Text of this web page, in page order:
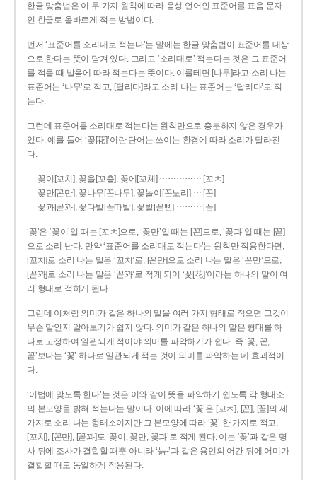
한글 맞춤법은 이 두 가지 원칙에 따라 음성 언어인 표준어를 표음 문자
인 한글로 올바르게 적는 방법이다.
먼저 ‘표준어를 소리대로 적는다’는 말에는 한글 맞춤법이 표준어를 대상
으로 한다는 뜻이 담겨 있다. 그리고 ‘소리대로’ 적는다는 것은 그 표준어
를 적을 때 발음에 따라 적는다는 뜻이다. 이를테면 [나무]라고 소리 나는
표준어는 ‘나무’로 적고, [달리다]라고 소리 나는 표준어는 ‘달리다’로 적
는다.
그런데 표준어를 소리대로 적는다는 원칙만으로 충분하지 않은 경우가
있다. 예를 들어 ‘꽃[花]’이란 단어는 쓰이는 환경에 따라 소리가 달라진
다.
꽃이[꼬치], 꽃을[꼬츨], 꽃에[꼬체] …………… [꼬ㅊ]
꽃만[꼰만], 꽃나무[꼰나무], 꽃놀이[꼰노리] … [꼰]
꽃과[꼳꽈], 꽃다발[꼳따발], 꽃밭[꼳빧] ……… [꼳]
‘꽃’은 ‘꽃이’일 때는 [꼬ㅊ]으로, ‘꽃만’일 때는 [꼰]으로, ‘꽃과’일 때는 [꼳]
으로 소리 난다. 만약 ‘표준어를 소리대로 적는다’는 원칙만 적용한다면,
[꼬치]로 소리 나는 말은 ‘꼬치’로, [꼰만]으로 소리 나는 말은 ‘꼰만’으로,
[꼳꽈]로 소리 나는 말은 ‘꼳꽈’로 적게 되어 ‘꽃[花]’이라는 하나의 말이 여
러 형태로 적히게 된다.
그런데 이처럼 의미가 같은 하나의 말을 여러 가지 형태로 적으면 그것이
무슨 말인지 알아보기가 쉽지 않다. 의미가 같은 하나의 말은 형태를 하
나로 고정하여 일관되게 적어야 의미를 파악하기가 쉽다. 즉 ‘꽃, 꼰,
꼳’보다는 ‘꽃’ 하나로 일관되게 적는 것이 의미를 파악하는 데 효과적이
다.
‘어법에 맞도록 한다’는 것은 이와 같이 뜻을 파악하기 쉽도록 각 형태소
의 본모양을 밝혀 적는다는 말이다. 이에 따라 ‘꽃’은 [꼬ㅊ], [꼰], [꼳]의 세
가지로 소리 나는 형태소이지만 그 본모양에 따라 ‘꽃’ 한 가지로 적고,
[꼬치], [꼰만], [꼳꽈]도 ‘꽃이, 꽃만, 꽃과’로 적게 된다. 이는 ‘꽃’과 같은 명
사 뒤에 조사가 결합할 때뿐 아니라 ‘늙-’과 같은 용언의 어간 뒤에 어미가
결합할 때도 동일하게 적용된다.